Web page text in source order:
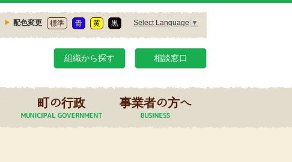
配色変更 標準 青 黄 黒 Select Language ▼
組織から探す 相談窓口
町の行政 事業者の方へ